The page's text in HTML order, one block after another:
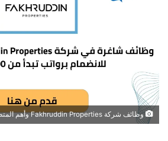
وظائف شركة Fakhruddin Properties وأهم المتطلبات الوظيفية